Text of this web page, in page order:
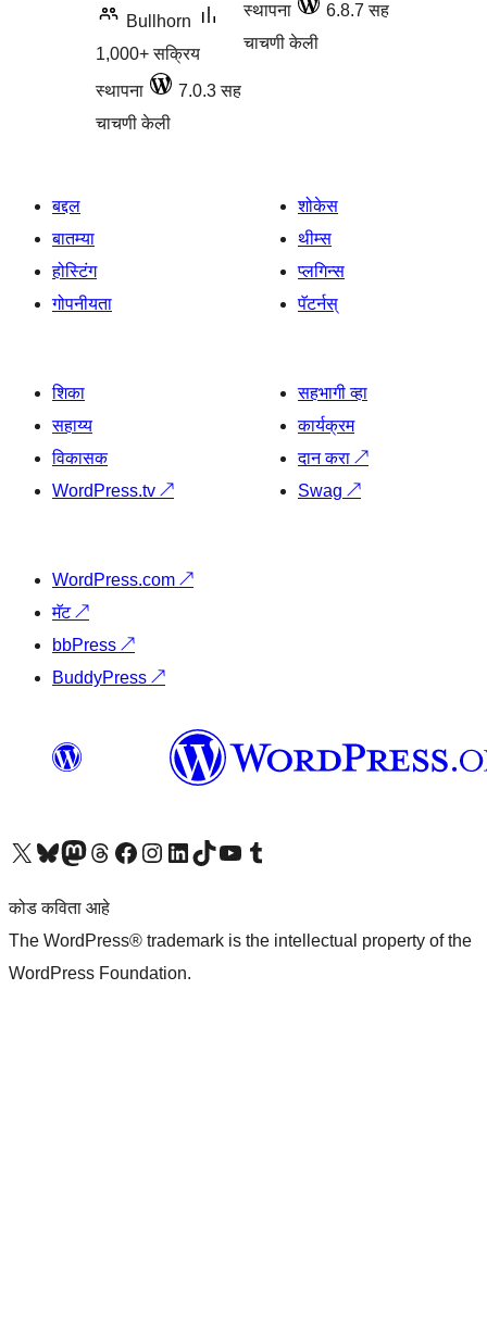
Bullhorn
1,000+ सक्रिय
स्थापना
7.0.3 सह
चाचणी केली
स्थापना
6.8.7 सह
चाचणी केली
बद्दल
बातम्या
होस्टिंग
गोपनीयता
शोकेस
थीम्स
प्लगिन्स
पॅटर्नस्
शिका
सहाय्य
विकासक
WordPress.tv ↗
सहभागी व्हा
कार्यक्रम
दान करा ↗
Swag ↗
WordPress.com ↗
मॅट↗
bbPress ↗
BuddyPress ↗
आमच्या X (एक्स) (पूर्वीचे ट्विटर) खात्याला भेट द्या आमच्या ब्लूस्की खात्याला भेट द्या.आमच्या Mastodon खात्याला भेट द्या.आमच्या थ्रेड्स खात्याला भेट द्या. आमच्या फेसबुक पेजला भेट द्या आमच्या इंस्टाग्राम खात्याला भेट द्या आमच्या लिंक्डइन खात्याला भेट द्या आमच्या टिकटॉक अकाउंटला भेट द्या.आमच्या यूट्यूब चॅनेलला भेट द्या आमच्या टंबलर खात्याला भेट द्या.
कोड कविता आहे
The WordPress® trademark is the intellectual property of the
WordPress Foundation.